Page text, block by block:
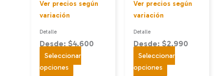
Ver precios según
variación
Detalle
Desde: $4.600
Seleccionar
opciones Este
Ver precios según
variación
Detalle
Desde: $2.990
Seleccionar
opciones Este